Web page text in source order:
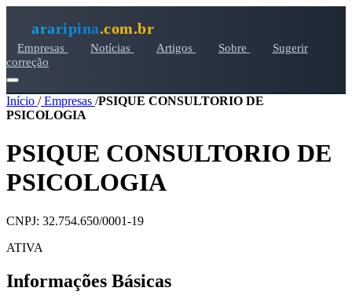
araripina.com.br
Empresas Notícias Artigos Sobre
Sugerir
correção
Início /Empresas /PSIQUE CONSULTORIO DE
PSICOLOGIA
PSIQUE CONSULTORIO DE
PSICOLOGIA
CNPJ: 32.754.650/0001-19
ATIVA
Informações Básicas